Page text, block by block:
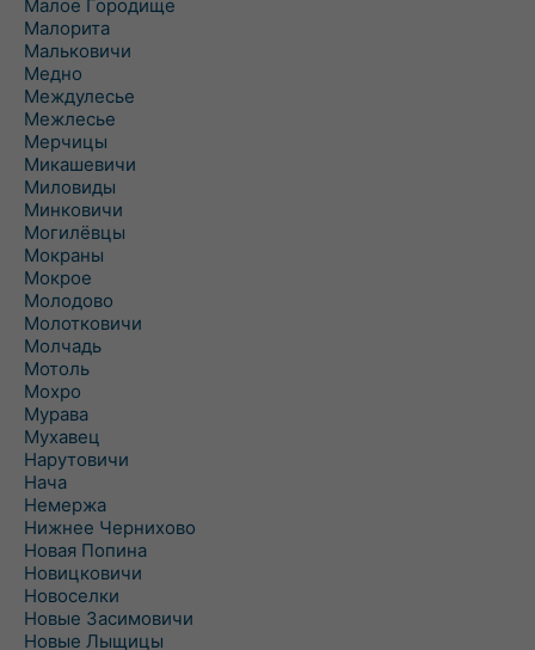
Малое Городище
Малорита
Мальковичи
Медно
Междулесье
Межлесье
Мерчицы
Микашевичи
Миловиды
Минковичи
Могилёвцы
Мокраны
Мокрое
Молодово
Молотковичи
Молчадь
Мотоль
Мохро
Мурава
Мухавец
Нарутовичи
Нача
Немержа
Нижнее Чернихово
Новая Попина
Новицковичи
Новоселки
Новые Засимовичи
Новые Лыщицы